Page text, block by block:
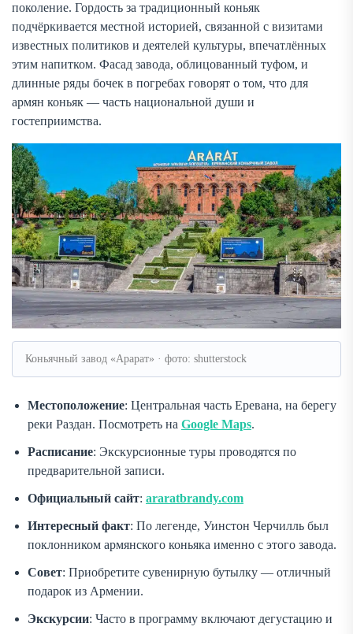
поколение. Гордость за традиционный коньяк
подчёркивается местной историей, связанной с визитами
известных политиков и деятелей культуры, впечатлённых
этим напитком. Фасад завода, облицованный туфом, и
длинные ряды бочек в погребах говорят о том, что для
армян коньяк — часть национальной души и
гостеприимства.
Коньячный завод «Арарат» · фото: shutterstock
Местоположение: Центральная часть Еревана, на берегу
реки Раздан. Посмотреть на Google Maps.
Расписание: Экскурсионные туры проводятся по
предварительной записи.
Официальный сайт: araratbrandy.com
Интересный факт: По легенде, Уинстон Черчилль был
поклонником армянского коньяка именно с этого завода.
Совет: Приобретите сувенирную бутылку — отличный
подарок из Армении.
Экскурсии: Часто в программу включают дегустацию и